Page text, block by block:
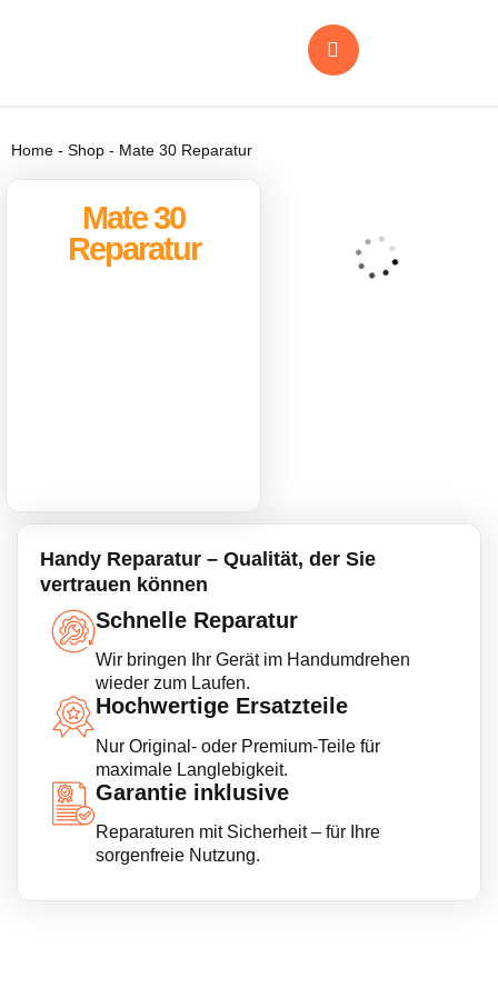
Home - Shop - Mate 30 Reparatur
Handy Reparatur – Qualität, der Sie
vertrauen können
Schnelle Reparatur
Wir bringen Ihr Gerät im Handumdrehen
wieder zum Laufen.
Hochwertige Ersatzteile
Nur Original- oder Premium-Teile für
maximale Langlebigkeit.
Garantie inklusive
Reparaturen mit Sicherheit – für Ihre
sorgenfreie Nutzung.
Mate 30
Reparatur